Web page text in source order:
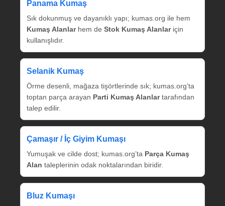
Panama Kumaş
Sık dokunmuş ve dayanıklı yapı; kumas.org ile hem
Kumaş Alanlarhem de Stok Kumaş Alanlariçin
kullanışlıdır.
Selanik Kumaş
Örme desenli, mağaza tişörtlerinde sık; kumas.org’ta
toptan parça arayan Parti Kumaş Alanlartarafından
talep edilir.
Çamaşır / İç Giyim Kumaşı
Yumuşak ve cilde dost; kumas.org’ta Parça Kumaş
Alan taleplerinin odak noktalarından biridir.
Bluz Kumaşı